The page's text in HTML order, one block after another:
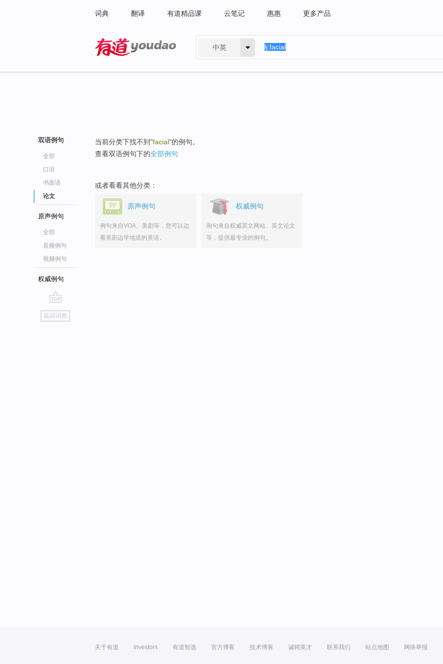
词典 翻译 有道精品课 云笔记 惠惠 更多产品
中英
双语例句
全部
口语
书面语
论文
原声例句
全部
音频例句
视频例句
权威例句
go
top
返回词典
当前分类下找不到"facial"的例句。
查看双语例句下的全部例句
或者看看其他分类：
原声例句
例句来自VOA、美剧等，您可以边
看美剧边学地道的美语。
权威例句
例句来自权威英文网站、英文论文
等，提供最专业的例句。
关于有道 Investors 有道智选 官方博客 技术博客 诚聘英才 联系我们 站点地图 网络举报